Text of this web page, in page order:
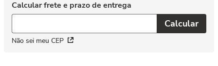
Não sei meu CEP